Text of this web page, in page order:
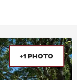
+1 PHOTO